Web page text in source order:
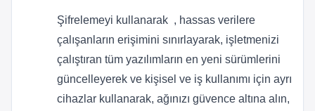
Şifrelemeyi kullanarak , hassas verilere
çalışanların erişimini sınırlayarak, işletmenizi
çalıştıran tüm yazılımların en yeni sürümlerini
güncelleyerek ve kişisel ve iş kullanımı için ayrı
cihazlar kullanarak, ağınızı güvence altına alın,